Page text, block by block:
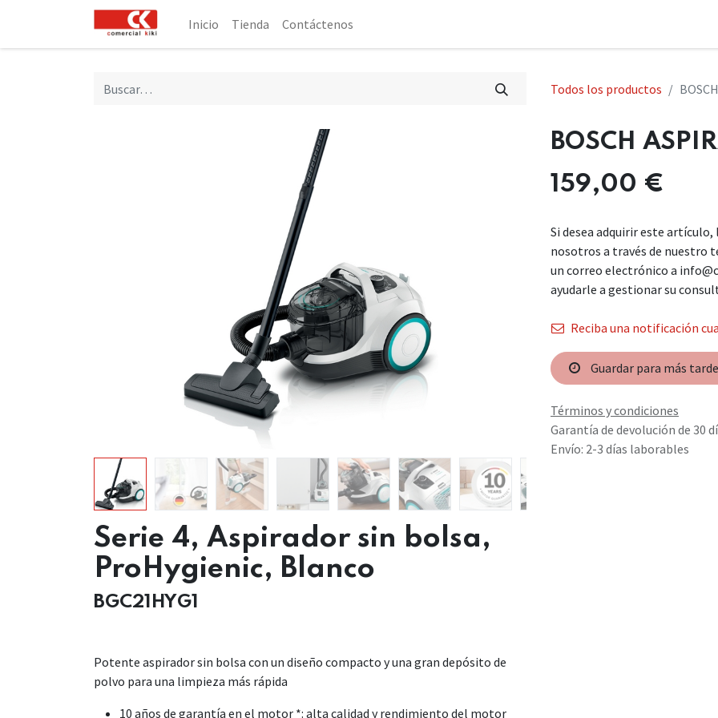
Inicio Tienda Contáctenos
Todos los productos
Serie 4, Aspirador sin bolsa,
ProHygienic, Blanco
BGC21HYG1
Potente aspirador sin bolsa con un diseño compacto y una gran depósito de
polvo para una limpieza más rápida
10 años de garantía en el motor *: alta calidad y rendimiento del motor
BOSCH
159,00 €
Si desea adquirir este
nosotros a través de nuestro
un correo electrónico a
ayudarle a gestionar su
Reciba una notificación
Guardar para más tarde
Términos y condiciones
Garantía de devolución de 30
Envío: 2-3 días laborables